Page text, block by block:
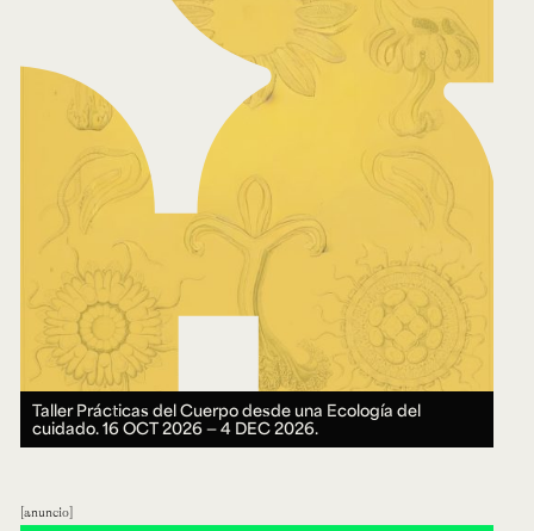
Taller Prácticas del Cuerpo desde una Ecología del
cuidado.16 OCT 2026 ― 4 DEC 2026.
anuncio